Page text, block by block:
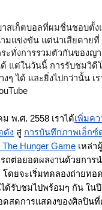
สเก็ตบอลที่ผมชื่นชอบตั้ง
มแข่งขัน แต่น่าเสียดาย
ะทั่งการรวมตัวกันของญ
แต่ในวันนี้ การรับชมวิดี
งๆ ได้ และยิ่งไปกว่านั้น
พ.ศ. 2558 เราได้เพิ่มค
ดัง สู่ การบันทึกภาพเอ็กซ์
Hunger Game เหล่า
ถต่อยอดผลงานด้วยกา
โดยจะเริ่มทดลองถ่ายท
ด้รับชมไปพร้อมๆ กัน ใ
ดสดการแสดงของศิลปิน